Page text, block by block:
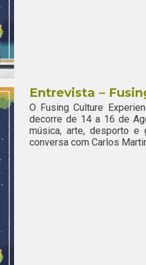
Entrevista –
O Fusing Culture
decorre de 14 a 16 de
música, arte, desporto e
conversa com Carlos